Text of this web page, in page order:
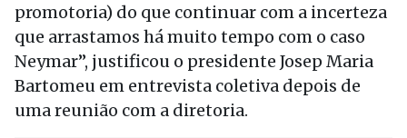
promotoria) do que continuar com a incerteza
que arrastamos há muito tempo com o caso
Neymar”, justificou o presidente Josep Maria
Bartomeu em entrevista coletiva depois de
uma reunião com a diretoria.